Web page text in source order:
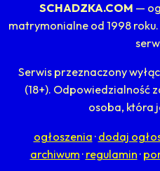
SCHADZKA.COM —
matrymonialne od 1998
Serwis przeznaczony
(18+). Odpowiedzialność
osoba, która
ogłoszenia · dodaj
archiwum · regulamin ·